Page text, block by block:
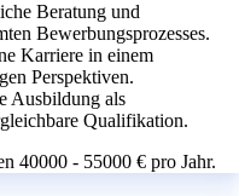
Beratung und
Bewerbungsprozesses.
Karriere in einem
Perspektiven.
Ausbildung als
Qualifikation.
40000 - 55000 € pro Jahr.